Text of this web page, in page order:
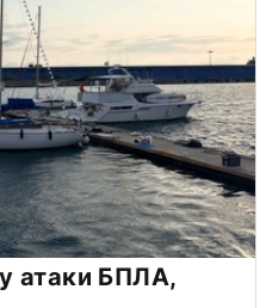
атаки БПЛА,